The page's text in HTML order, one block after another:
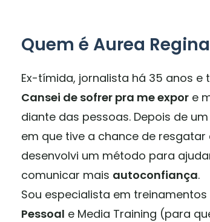
Quem é Aurea
Ex-tímida, jornalista há 35 anos e
Cansei de sofrer pra me expor e
diante das pessoas. Depois de
em que tive a chance de resgatar
desenvolvi um método para
comunicar mais autoconfiança.
Sou especialista em treinamentos
Pessoal e Media Training (para